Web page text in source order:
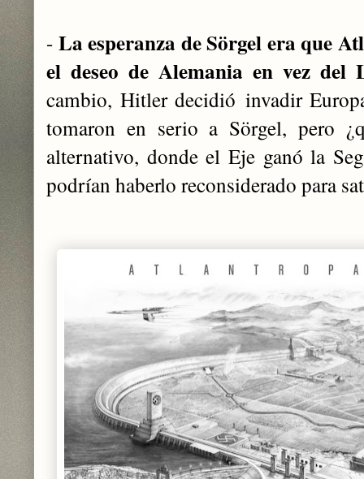
- La esperanza de Sörgel era que
el deseo de Alemania en vez del
cambio, Hitler decidió invadir
tomaron en serio a Sörgel, pero
alternativo, donde el Eje ganó la
podrían haberlo reconsiderado para